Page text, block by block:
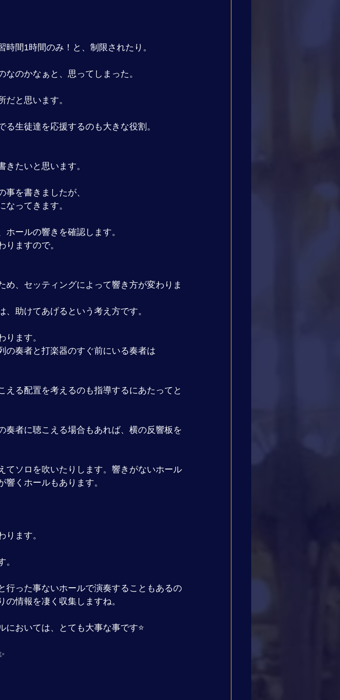
間1時間のみ！と、制限されたり。
のかなぁと、思ってしまった。
と思います。
る生徒達を応援するのも大きな役割。
たいと思います。
を書きましたが、
ってきます。
ールの響きを確認します。
りますので。
、セッティングによって響き方が変わりま
助けてあげるという考え方です。
ります。
の奏者と打楽器のすぐ前にいる奏者は
える配置を考えるのも指導するにあたってと
奏者に聴こえる場合もあれば、横の反響板を
てソロを吹いたりします。響きがないホール
くホールもあります。
ます。
。
行った事ないホールで演奏することもあるの
情報を凄く収集しますね。
おいては、とても大事な事です⭐️